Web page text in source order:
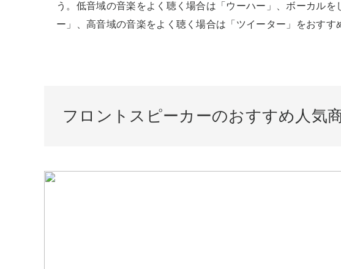
う。低音域の音楽をよく聴く場合は「ウーハー」、ボーカル
ー」、高音域の音楽をよく聴く場合は「ツイーター」をおすす
フロントスピーカーのおすすめ人気